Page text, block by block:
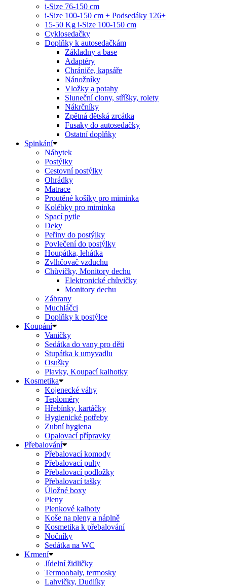
i-Size 76-150 cm
i-Size 100-150 cm + Podsedáky 126+
15-50 Kg i-Size 100-150 cm
Cyklosedačky
Doplňky k autosedačkám
Základny a base
Adaptéry
Chrániče, kapsáře
Nánožníky
Vložky a potahy
Sluneční clony, stříšky, rolety
Nákrčníky
Zpětná dětská zrcátka
Fusaky do autosedačky
Ostatní doplňky
Spinkání
Nábytek
Postýlky
Cestovní postýlky
Ohrádky
Matrace
Proutěné košíky pro miminka
Kolébky pro miminka
Spací pytle
Deky
Peřiny do postýlky
Povlečení do postýlky
Houpátka, lehátka
Zvlhčovač vzduchu
Chůvičky, Monitory dechu
Elektronické chůvičky
Monitory dechu
Zábrany
Muchláčci
Doplňky k postýlce
Koupání
Vaničky
Sedátka do vany pro děti
Stupátka k umyvadlu
Osušky
Plavky, Koupací kalhotky
Kosmetika
Kojenecké váhy
Teploměry
Hřebínky, kartáčky
Hygienické potřeby
Zubní hygiena
Opalovací přípravky
Přebalování
Přebalovací komody
Přebalovací pulty
Přebalovací podložky
Přebalovací tašky
Úložné boxy
Pleny
Plenkové kalhoty
Koše na pleny a náplně
Kosmetika k přebalování
Nočníky
Sedátka na WC
Krmení
Jídelní židličky
Termoobaly, termosky
Lahvičky, Dudlíky